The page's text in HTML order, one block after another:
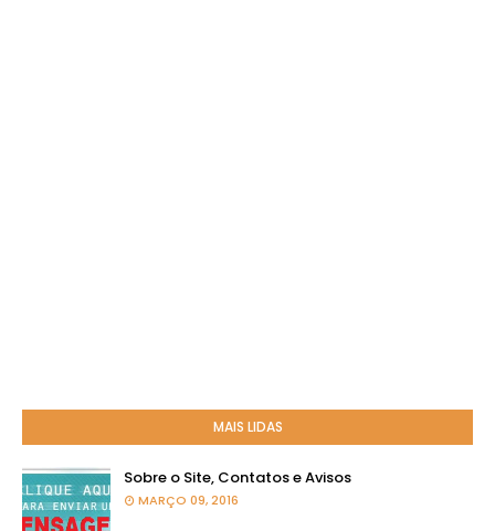
MAIS LIDAS
Sobre o Site, Contatos e Avisos
MARÇO 09, 2016